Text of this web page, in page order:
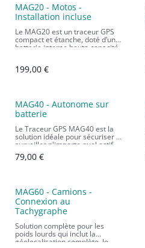
MAG20 - Motos -
Installation incluse
Le MAG20 est un traceur GPS
compact et étanche, doté d’une
batterie interne haute capacité.
solution fiable et performante.
199,00 €
MAG40 - Autonome sur
batterie
Le Traceur GPS MAG40 est la
solution idéale pour sécuriser et
surveiller n'importe quel actif
mobile non alimenté. C'est le
choix parfait pour ceux qui
79,00 €
MAG60 - Camions -
Connexion au
Tachygraphe
Solution complète pour les
poids lourds qui inclut la
géolocalisation complète, le